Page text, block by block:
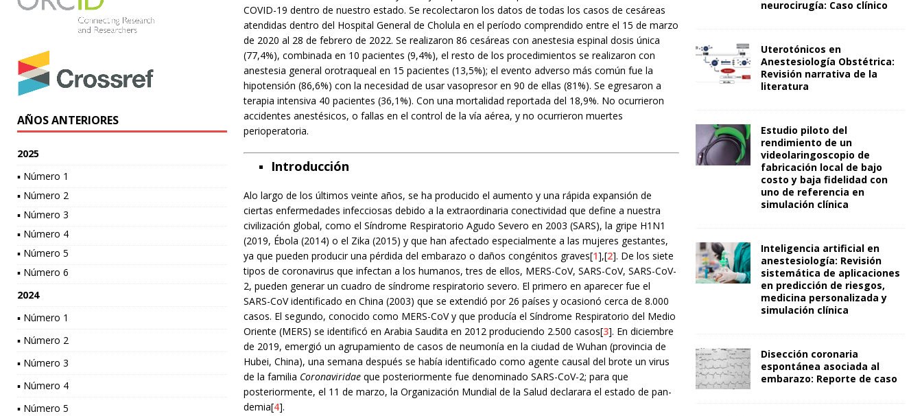
COVID-19 dentro de nuestro estado. Se recolectaron los datos de todas los casos de cesáreas
atendidas dentro del Hospital General de Cholula en el período comprendido entre el 15 de marzo
de 2020 al 28 de febrero de 2022. Se realizaron 86 cesáreas con anestesia espinal dosis única
(77,4%), combinada en 10 pacientes (9,4%), el resto de los procedimientos se realizaron con
anestesia general orotraqueal en 15 pacientes (13,5%); el evento adverso más común fue la
hipotensión (86,6%) con la necesidad de usar vasopresor en 90 de ellas (81%). Se egresaron a
terapia intensiva 40 pacientes (36,1%). Con una mortalidad reportada del 18,9%. No ocurrieron
accidentes anestésicos, o fallas en el control de la vía aérea, y no ocurrieron muertes
perioperatoria.
Introducción
Alo largo de los últimos veinte años, se ha producido el aumento y una rápida expansión de
ciertas enfermedades infecciosas debido a la extraordinaria conectividad que define a nuestra
civilización global, como el Síndrome Respiratorio Agudo Severo en 2003 (SARS), la gripe H1N1
(2019, Ébola (2014) o el Zika (2015) y que han afectado especialmente a las mujeres gestantes,
ya que pueden producir una pérdida del embarazo o daños congénitos graves[1],[2]. De los siete
tipos de coronavirus que infectan a los humanos, tres de ellos, MERS-CoV, SARS-CoV, SARS-CoV-
2, pueden generar un cuadro de síndrome respiratorio severo. El primero en aparecer fue el
SARS-CoV identificado en China (2003) que se extendió por 26 países y ocasionó cerca de 8.000
casos. El segundo, conocido como MERS-CoV y que producía el Síndrome Respiratorio del Medio
Oriente (MERS) se identificó en Arabia Saudita en 2012 produciendo 2.500 casos[3]. En diciembre
de 2019, emergió un agrupamiento de casos de neumonía en la ciudad de Wuhan (provincia de
Hubei, China), una semana después se había identificado como agente causal del brote un virus
de la familia Coronaviridaeque posteriormente fue denominado SARS-CoV-2; para que
posteriormente, el 11 de marzo, la Organización Mundial de la Salud declarara el estado de pan-
demia[4].
AÑOS ANTERIORES
2025
▪ Número 1
▪ Número 2
▪ Número 3
▪ Número 4
▪ Número 5
▪ Número 6
2024
▪ Número 1
▪ Número 2
▪ Número 3
▪ Número 4
▪ Número 5
neurocirugía: Caso clínico
Uterotónicos en
Anestesiología Obstétrica:
Revisión narrativa de la
literatura
Estudio piloto del
rendimiento de un
videolaringoscopio de
fabricación local de bajo
costo y baja fidelidad con
uno de referencia en
simulación clínica
Inteligencia artificial en
anestesiología: Revisión
sistemática de aplicaciones
en predicción de riesgos,
medicina personalizada y
simulación clínica
Disección coronaria
espontánea asociada al
embarazo: Reporte de caso